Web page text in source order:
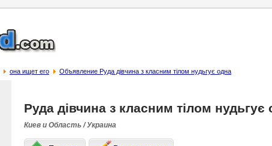
она ищет его Объявление Руда дівчина з класним тілом нудьгує одна
Руда дівчина з класним тілом нудьгує
Киев и Область / Украина